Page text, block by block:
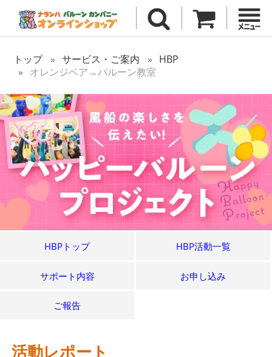
トップ サービス・ご案内
HBP
オレンジベア→バルーン教室
HBPトップ HBP活動一覧
サポート内容 お申し込み
ご報告
活動レポート